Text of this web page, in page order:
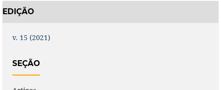
EDIÇÃO
v. 15 (2021)
SEÇÃO